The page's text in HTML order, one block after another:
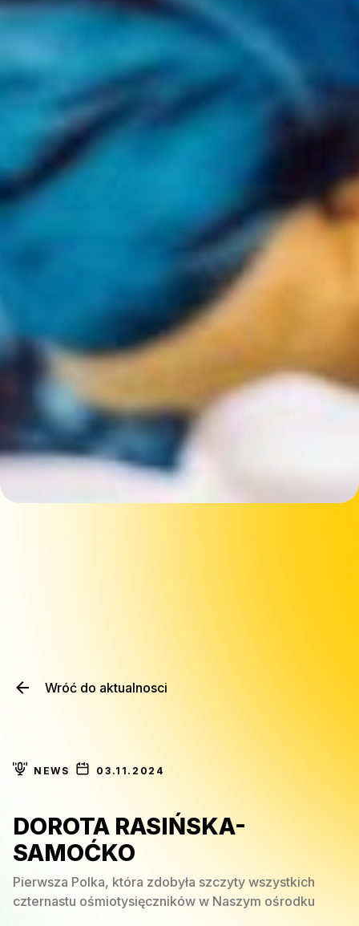
Wróć do aktualnosci
NEWS 03.11.2024
DOROTA RASIŃSKA-
SAMOĆKO
Pierwsza Polka, która zdobyła szczyty wszystkich
czternastu ośmiotysięczników w Naszym ośrodku